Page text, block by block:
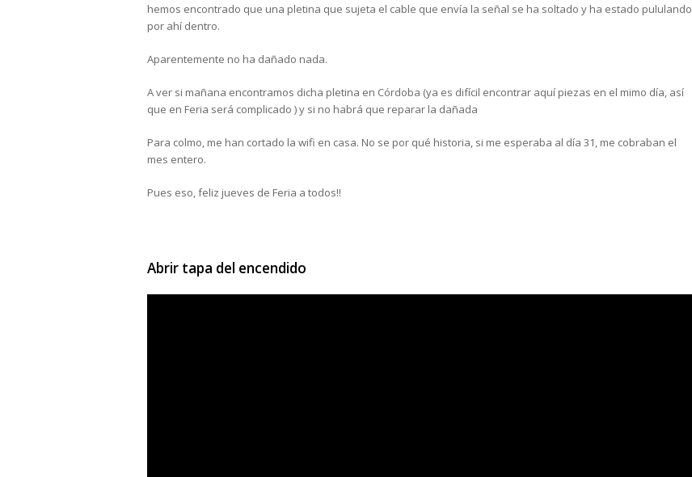
hemos encontrado que una pletina que sujeta el cable que envía la señal se ha soltado y ha estado pululando
por ahí­ dentro.
Aparentemente no ha dañado nada.
A ver si mañana encontramos dicha pletina en Córdoba (ya es difícil encontrar aquí piezas en el mimo día, así
que en Feria será complicado ) y si no habrá que reparar la dañada
Para colmo, me han cortado la wifi en casa. No se por qué historia, si me esperaba al día 31, me cobraban el
mes entero.
Pues eso, feliz jueves de Feria a todos!!
Abrir tapa del encendido